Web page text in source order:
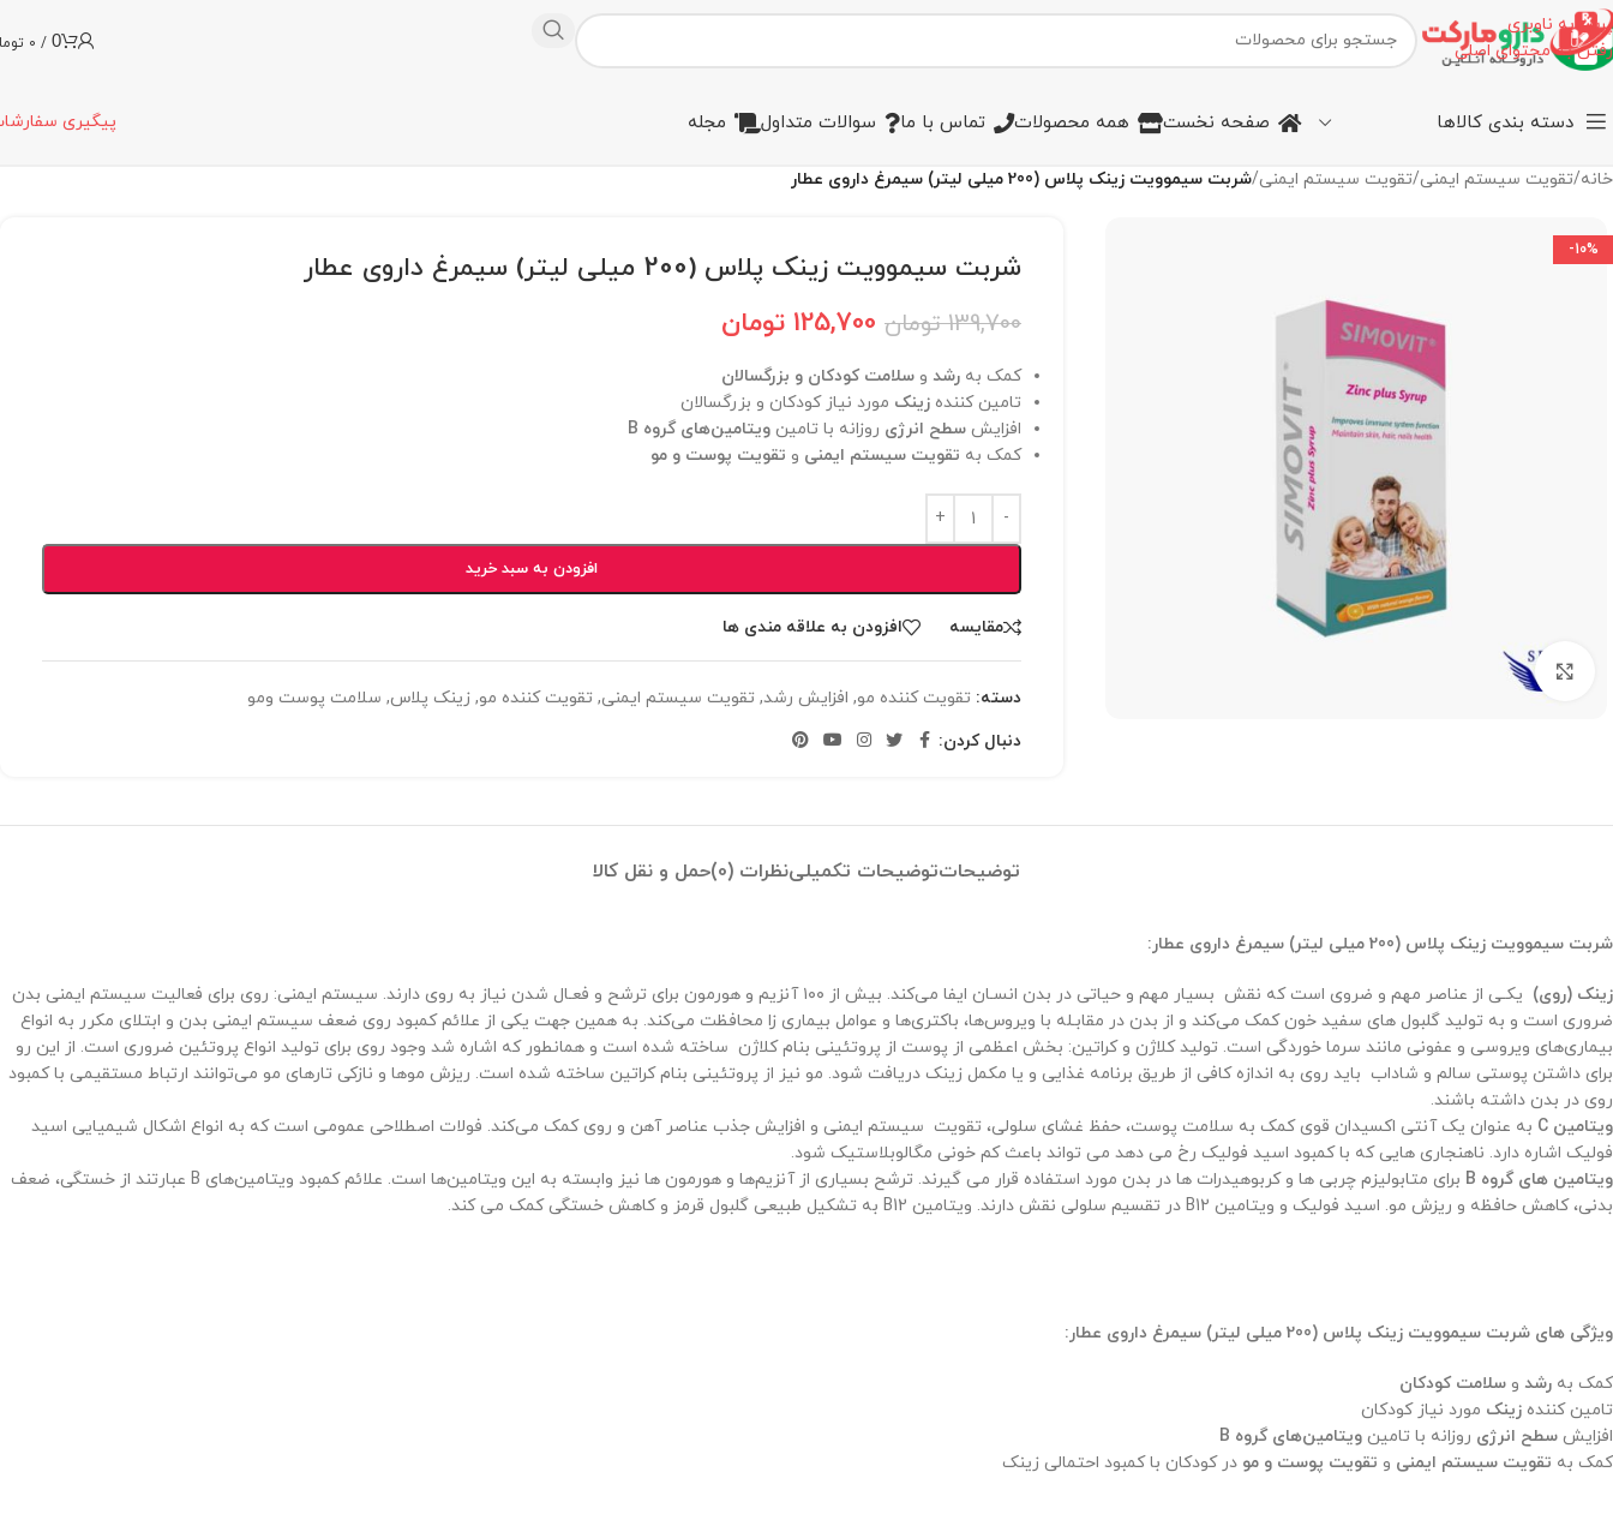
پرش به ناوبری
رفتن به محتوای اصلی
0
/
0
دسته بندی کالاها صفحه نخست همه محصولات تماس با ما سوالات متداول مجله پیگیری
خانه/تقویت سیستم ایمنی/تقویت سیستم ایمنی/شربت سیموویت زینک پلاس (200 میلی لیتر) سیمرغ داروی عطار
-10%
برای بزرگنمایی کلیک کنید
شربت سیموویت زینک پلاس (200 میلی لیتر) سیمرغ داروی عطار
139,700 تومان 125,700 تومان
کمک به رشد و سلامت کودکان و بزرگسالان
تامین کننده زینک مورد نیاز کودکان و بزرگسالان
افزایش سطح انرژی روزانه با تامین ویتامین‌های گروه B
کمک به تقویت سیستم ایمنی و تقویت پوست و مو
افزودن به سبد خرید
مقایسه افزودن به علاقه مندی ها
دسته: تقویت کننده مو, افزایش رشد, تقویت سیستم ایمنی, تقویت کننده مو, زینک پلاس, سلامت پوست ومو
دنبال کردن:
توضیحاتتوضیحات تکمیلینظرات (0) حمل و نقل کالا
شربت سیموویت زینک پلاس (200 میلی لیتر) سیمرغ داروی عطار:
زینک (روی)
یکـی از عناصر مهم و ضروی است که نقش بسیار مهم و حیاتی در بدن انسـان ایفا می‌کند. بیش از ۱۰۰ آنزیم و هورمون برای ترشح و فعـال شدن نیاز به روی دارند. سیستم ایمنی: روی برای فعالیت سیستم ایمنی بدن
ضروری است و به تولید گلبول های سفید خون کمک می‌کند و از بدن در مقابـله با ویروس‌ها، باکتری‌ها و عوامل بیماری زا محافظت می‌کند. به همین جهت یکی از علائم کمبود روی ضعف سیستم ایمنی بدن و ابتلای مکرر به انواع
بیماری‌های ویروسی و عفونی مانند سرما خوردگی است. تولید کلاژن و کراتین: بخش اعظمی از پوست از پروتئینی بنام کلاژن ساخته شده است و همانطور که اشاره شد وجود روی برای تولید انواع پروتئین ضروری است. از این‌ رو
برای داشتن پوستی سالم و شاداب باید روی به اندازه کافی از طریق برنامه غذایی و یا مکمل زینک دریافت شود. مو نیز از پروتئینی بنام کراتین ساخته شده است. ریزش موها و نازکی تارهای مو می‌توانند ارتباط مستقیمی با کمبود
روی در بدن داشته باشند.
ویتامین C
به عنوان یک آنتی اکسیدان قوی کمک به سلامت پوست، حفظ غشای سلولی، تقویت سیستم ایمنی و افزایش جذب عناصر آهن و روی کمک می‌کند. فولات اصطلاحی عمومی است که به انواع اشکال شیمیایی اسید
فولیک اشاره دارد. ناهنجاری هایی که با کمبود اسید فولیک رخ می دهد می تواند باعث کم خونی مگالوبلاستیک شود.
ویتامین های گروه B
برای متابولیزم چربی ها و کربوهیدرات ها در بدن مورد استفاده قرار می گیرند. ترشح بسیاری از آنزیم‌ها و هورمون ها نیز وابسته به این ویتامین‌ها است. علائم کمبود ویتامین‌های B عبارتند از خستگی، ضعف
بدنی، کاهش حافظه و ریزش مو. اسید فولیک و ویتامین B12 در تقسیم سلولی نقش دارند. ویتامین B12 به تشکیل طبیعی گلبول قرمز و کاهش خستگی کمک می کند.
ویژگی های شربت سیموویت زینک پلاس (200 میلی لیتر) سیمرغ داروی عطار:
کمک به رشد و سلامت کودکان
تامین کننده زینک مورد نیاز کودکان
افزایش سطح انرژی روزانه با تامین ویتامین‌های گروه B
کمک به تقویت سیستم ایمنی و تقویت پوست و مو در کودکان با کمبود احتمالی زینک